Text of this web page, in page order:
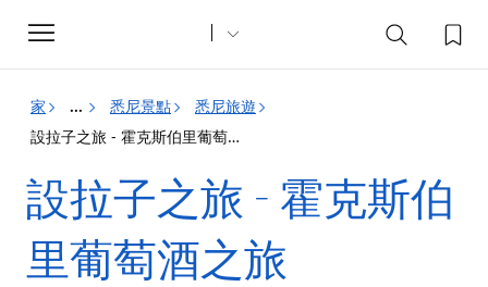
Toggle
navigation
家 ... 悉尼景點
悉尼旅遊
設拉子之旅 - 霍克斯伯里葡萄酒之旅
設拉子之旅 - 霍克斯伯
里葡萄酒之旅